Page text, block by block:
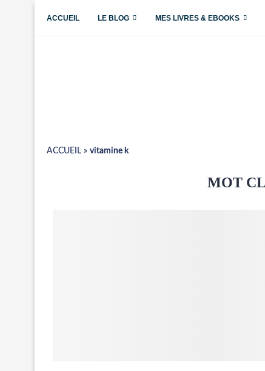
ACCUEIL LE BLOG MES LIVRES & EBOOKS
ACCUEIL » vitamine k
MOT